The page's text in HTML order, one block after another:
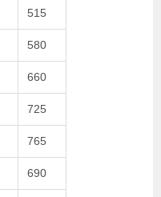
515
580
660
725
765
690